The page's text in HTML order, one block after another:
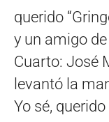
querido
y un amigo
Cuarto: José
levantó la
Yo sé,